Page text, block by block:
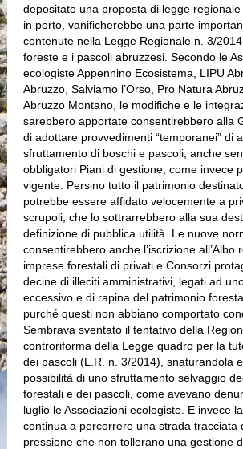
depositato una proposta di legge
in porto, vanificherebbe una parte
contenute nella Legge Regionale n. 3/
foreste e i pascoli abruzzesi. Secondo le
ecologiste Appennino Ecosistema, LIPU
Abruzzo, Salviamo l’Orso, Pro Natura
Abruzzo Montano, le modifiche e le
sarebbero apportate consentirebbero alla
di adottare provvedimenti “temporanei” di
sfruttamento di boschi e pascoli, anche
obbligatori Piani di gestione, come invece
vigente. Persino tutto il patrimonio
potrebbe essere affidato velocemente a
scrupoli, che lo sottrarrebbero alla sua
definizione di pubblica utilità. Le nuove
consentirebbero anche l’iscrizione all’Albo
imprese forestali di privati e Consorzi
decine di illeciti amministrativi, legati ad
eccessivo e di rapina del patrimonio
purché questi non abbiano comportato
Sembrava sventato il tentativo della
controriforma della Legge quadro per la
dei pascoli (L.R. n. 3/2014), snaturandola
possibilità di uno sfruttamento selvaggio
forestali e dei pascoli, come avevano
luglio le Associazioni ecologiste. E invece
continua a percorrere una strada tracciata
pressione che non tollerano una gestione